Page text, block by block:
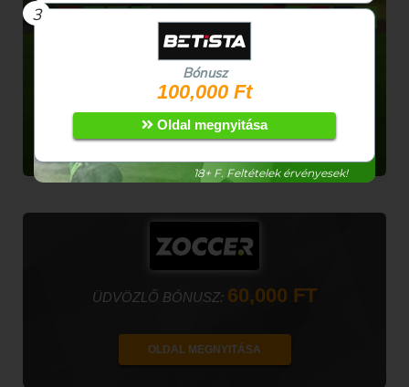
Śląski Stadium
Szeptember 07. 20:45
Nézd élőben itt:
ÜDVÖZLŐ BÓNUSZ: 60,000 FT
OLDAL MEGNYITÁSA
3
Bónusz
100,000 Ft
Oldal megnyitása
18+ F. Feltételek érvényesek!